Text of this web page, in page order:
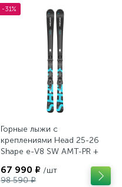
-31%
Горные лыжи с
креплениями Head 25-26
Shape e-V8 SW AMT-PR +
67 990 ₽ /шт
98 590 ₽